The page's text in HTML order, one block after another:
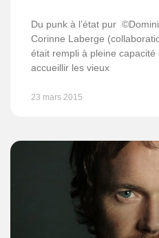
Du punk à l’état pur
Corinne Laberge
était rempli à pleine
accueillir les vieux
23 mars 2015